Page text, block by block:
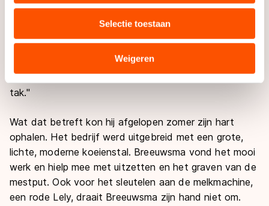
combineren met andere gegevens die u aan hen heeft
verstrekt of die zij hebben verzameld via hun services.
Sommige partners kunnen gegevens doorgeven aan
landen buiten de EU, zoals de VS, waar mogelijk geen
adequaat beschermingsniveau geldt volgens de GDPR.
Selectie toestaan
Weigeren
Het boerenbedrijf van zijn vader en oudste broer telt
zo’n tweehonderd koeien. In de stal tegen het huis
Breeuwsma volgens eigen zeggen niet. "Als er een koe
moet kalven en er is niemand thuis, dan gaat dat
prima. Maar liever hou ik me bezig met de mechanische
tak."
Wat dat betreft kon hij afgelopen zomer zijn hart
ophalen. Het bedrijf werd uitgebreid met een grote,
lichte, moderne koeienstal. Breeuwsma vond het mooi
werk en hielp mee met uitzetten en het graven van de
mestput. Ook voor het sleutelen aan de melkmachine,
een rode Lely, draait Breeuwsma zijn hand niet om.